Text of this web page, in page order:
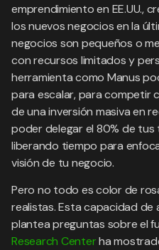
emprendimiento en EE.UU.,
los nuevos negocios en la
negocios son pequeños o
con recursos limitados y
herramienta como Manus
para escalar, para competir
de una inversión masiva en
poder delegar el 80% de tus
liberando tiempo para
visión de tu negocio.
Pero no todo es color de
realistas. Esta capacidad de
plantea preguntas sobre el
Research Centerha